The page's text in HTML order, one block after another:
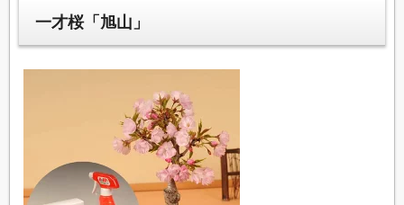
一才桜「旭山」